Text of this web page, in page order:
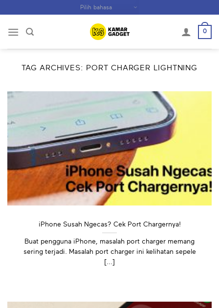
content
0
TAG ARCHIVES: PORT CHARGER LIGHTNING
iPhone Susah Ngecas? Cek Port Chargernya!
Buat pengguna iPhone, masalah port charger memang
sering terjadi. Masalah port charger ini kelihatan sepele
[...]